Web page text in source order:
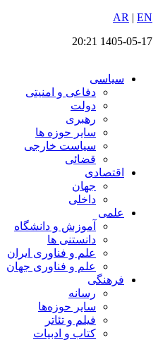
پرش
محتوا
AR | EN
1405-05-17 20:21
سیاسی
دفاعی و امنیتی
دولت
رهبری
سایر حوزه ها
سیاست خارجی
قضائی
اقتصادی
جهان
داخلی
علمی
آموزش و دانشگاه
دانستنی ها
علم و فناوری ایران
علم و فناوری جهان
فرهنگی
رسانه
سایر حوزه‌ها
فیلم و تئاتر
کتاب و ادبیات